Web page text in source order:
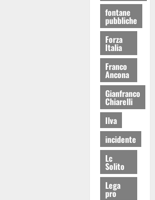
fontane
pubbliche
Forza
Italia
Franco
Ancona
Gianfranco
Chiarelli
Ilva
incidente
Lc
Solito
Lega
pro